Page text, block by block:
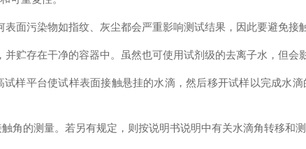
面污染物如指纹、灰尘都会严重影响测试结果，因此要避免接
贮存在干净的容器中。虽然也可使用试剂级的去离子水，但会
试样平台使试样表面接触悬挂的水滴，然后移开试样以完成水
角的测量。若另有规定，则按说明书说明中有关水滴角转移和